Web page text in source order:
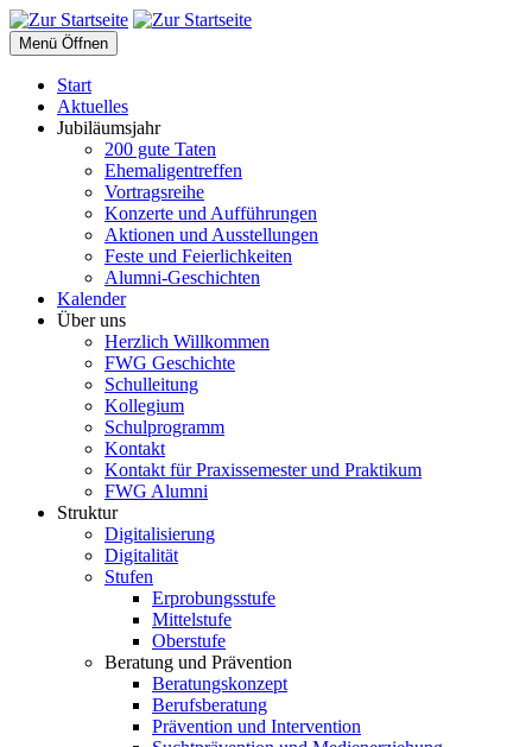
Menü Öffnen
Start
Aktuelles
Jubiläumsjahr
200 gute Taten
Ehemaligentreffen
Vortragsreihe
Konzerte und Aufführungen
Aktionen und Ausstellungen
Feste und Feierlichkeiten
Alumni-Geschichten
Kalender
Über uns
Herzlich Willkommen
FWG Geschichte
Schulleitung
Kollegium
Schulprogramm
Kontakt
Kontakt für Praxissemester und Praktikum
FWG Alumni
Struktur
Digitalisierung
Digitalität
Stufen
Erprobungsstufe
Mittelstufe
Oberstufe
Beratung und Prävention
Beratungskonzept
Berufsberatung
Prävention und Intervention